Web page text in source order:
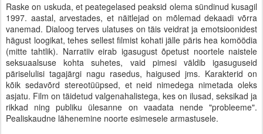
Raske on uskuda, et peategelased peaksid olema sündinud kusagil
1997. aastal, arvestades, et näitlejad on mõlemad dekaadi võrra
vanemad. Dialoog terves ulatuses on täis veidrat ja emotsioonidest
hägust loogikat, tehes sellest filmist kohati jälle päris hea komöödia
(mitte tahtlik). Narratiiv eirab igasugust õpetust noortele naistele
seksuaalsuse kohta suhetes, vaid pimesi väldib igasuguseid
päriselulisi tagajärgi nagu rasedus, haigused jms. Karakterid on
kõik sedavõrd stereotüüpsed, et neid nimedega nimetada oleks
asjatu. Film on täidetud valgenahalistega, kes on ilusad, seksikad ja
rikkad ning publiku ülesanne on vaadata nende "probleeme".
Pealiskaudne lähenemine noorte esimesele armastusele.